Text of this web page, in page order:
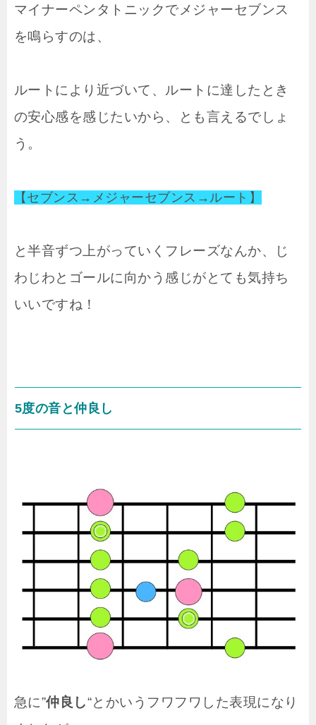
マイナーペンタトニックでメジャーセブンス
を鳴らすのは、
ルートにより近づいて、ルートに達したとき
の安心感を感じたいから、とも言えるでしょ
う。
【セブンス→メジャーセブンス→ルート】
と半音ずつ上がっていくフレーズなんか、じ
わじわとゴールに向かう感じがとても気持ち
いいですね！
5度の音と仲良し
急に”仲良し“とかいうフワフワした表現になり